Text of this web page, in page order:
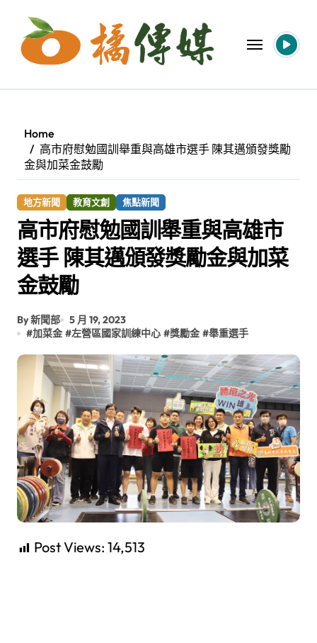
content
Home
高市府慰勉國訓舉重與高雄市選手 陳其邁頒發獎勵
金與加菜金鼓勵
地方新聞 教育文創 焦點新聞
高市府慰勉國訓舉重與高雄市
選手 陳其邁頒發獎勵金與加菜
金鼓勵
By 新聞部
5 月 19, 2023
#加菜金 #左營區國家訓練中心 #獎勵金 #舉重選手
Post Views: 14,513